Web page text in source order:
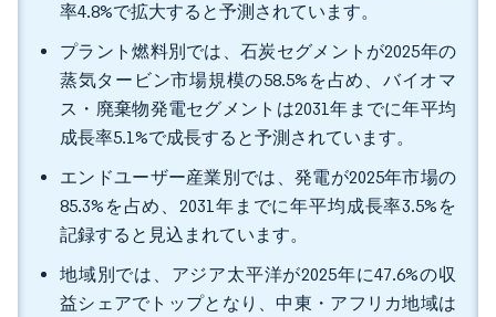
率4.8%で拡大すると予測されています。
プラント燃料別では、石炭セグメントが2025年の
蒸気タービン市場規模の58.5%を占め、バイオマ
ス・廃棄物発電セグメントは2031年までに年平均
成長率5.1%で成長すると予測されています。
エンドユーザー産業別では、発電が2025年市場の
85.3%を占め、2031年までに年平均成長率3.5%を
記録すると見込まれています。
地域別では、アジア太平洋が2025年に47.6%の収
益シェアでトップとなり、中東・アフリカ地域は